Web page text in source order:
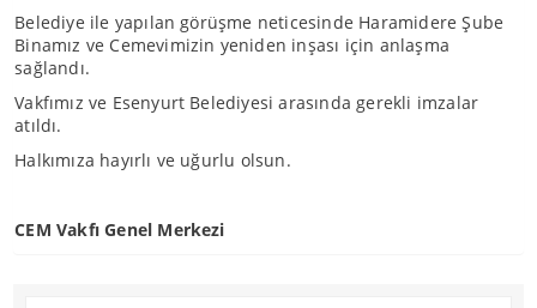
Belediye ile yapılan görüşme neticesinde Haramidere Şube
Binamız ve Cemevimizin yeniden inşası için anlaşma
sağlandı.
Vakfımız ve Esenyurt Belediyesi arasında gerekli imzalar
atıldı.
Halkımıza hayırlı ve uğurlu olsun.
CEM Vakfı Genel Merkezi